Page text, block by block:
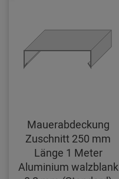
Mauerabdeckung
Zuschnitt 250 mm
Länge 1 Meter
Aluminium walzblank